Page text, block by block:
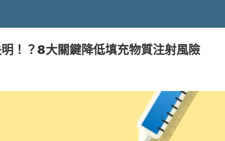
！？8大關鍵降低填充物質注射風險